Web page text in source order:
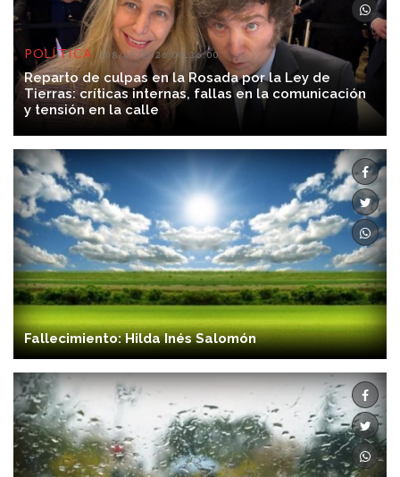
POLÍTICA 08/08/2026 00:36:00
Reparto de culpas en la Rosada por la Ley de
Tierras: críticas internas, fallas en la comunicación
y tensión en la calle
Fallecimiento: Hilda Inés Salomón